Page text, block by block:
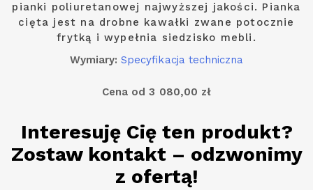
pianki poliuretanowej najwyższej jakości. Pianka
cięta jest na drobne kawałki zwane potocznie
frytką i wypełnia siedzisko mebli.
Wymiary: Specyfikacja techniczna
Cena od 3 080,00 zł
Interesuję Cię ten produkt?
Zostaw kontakt – odzwonimy
z ofertą!